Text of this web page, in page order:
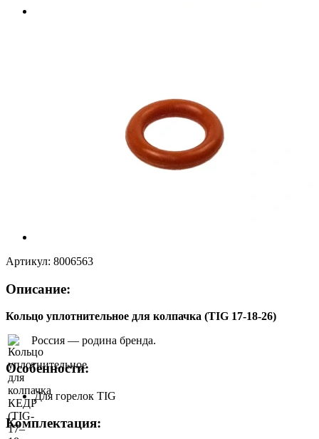
Артикул: 8006563
Описание:
Кольцо уплотнительное для колпачка (TIG 17-18-26)
Россия — родина бренда.
Особенности:
Для горелок TIG
Комплектация: